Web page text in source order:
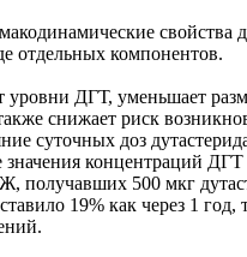
свойства
отдельных компонентов.
уровни ДГТ, уменьшает
снижает риск
суточных доз
значения концентраций
500 мкг
19% как через 1